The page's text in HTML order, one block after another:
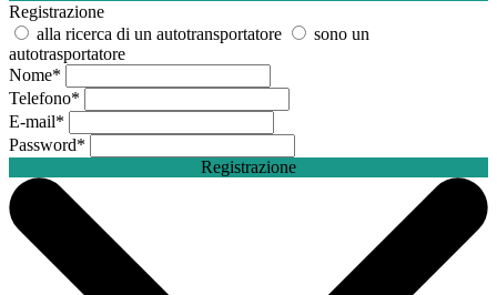
Registrazione
alla ricerca di un autotransportatore
sono un
autotrasportatore
Nome*
Telefono*
E-mail*
Password*
Registrazione